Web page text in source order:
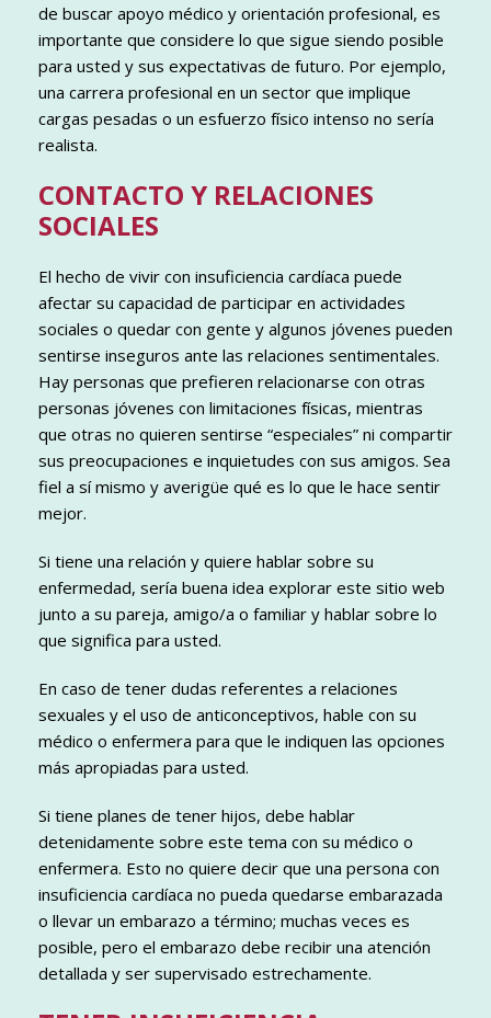
de buscar apoyo médico y orientación profesional, es
importante que considere lo que sigue siendo posible
para usted y sus expectativas de futuro. Por ejemplo,
una carrera profesional en un sector que implique
cargas pesadas o un esfuerzo físico intenso no sería
realista.
CONTACTO Y RELACIONES
SOCIALES
El hecho de vivir con insuficiencia cardíaca puede
afectar su capacidad de participar en actividades
sociales o quedar con gente y algunos jóvenes pueden
sentirse inseguros ante las relaciones sentimentales.
Hay personas que prefieren relacionarse con otras
personas jóvenes con limitaciones físicas, mientras
que otras no quieren sentirse “especiales” ni compartir
sus preocupaciones e inquietudes con sus amigos. Sea
fiel a sí mismo y averigüe qué es lo que le hace sentir
mejor.
Si tiene una relación y quiere hablar sobre su
enfermedad, sería buena idea explorar este sitio web
junto a su pareja, amigo/a o familiar y hablar sobre lo
que significa para usted.
En caso de tener dudas referentes a relaciones
sexuales y el uso de anticonceptivos, hable con su
médico o enfermera para que le indiquen las opciones
más apropiadas para usted.
Si tiene planes de tener hijos, debe hablar
detenidamente sobre este tema con su médico o
enfermera. Esto no quiere decir que una persona con
insuficiencia cardíaca no pueda quedarse embarazada
o llevar un embarazo a término; muchas veces es
posible, pero el embarazo debe recibir una atención
detallada y ser supervisado estrechamente.